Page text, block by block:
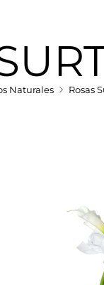
Naturales Rosas